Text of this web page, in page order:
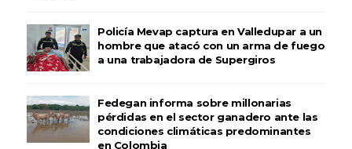
Policía Mevap captura en Valledupar a un
hombre que atacó con un arma de fuego
a una trabajadora de Supergiros
Fedegan informa sobre millonarias
pérdidas en el sector ganadero ante las
condiciones climáticas predominantes
en Colombia